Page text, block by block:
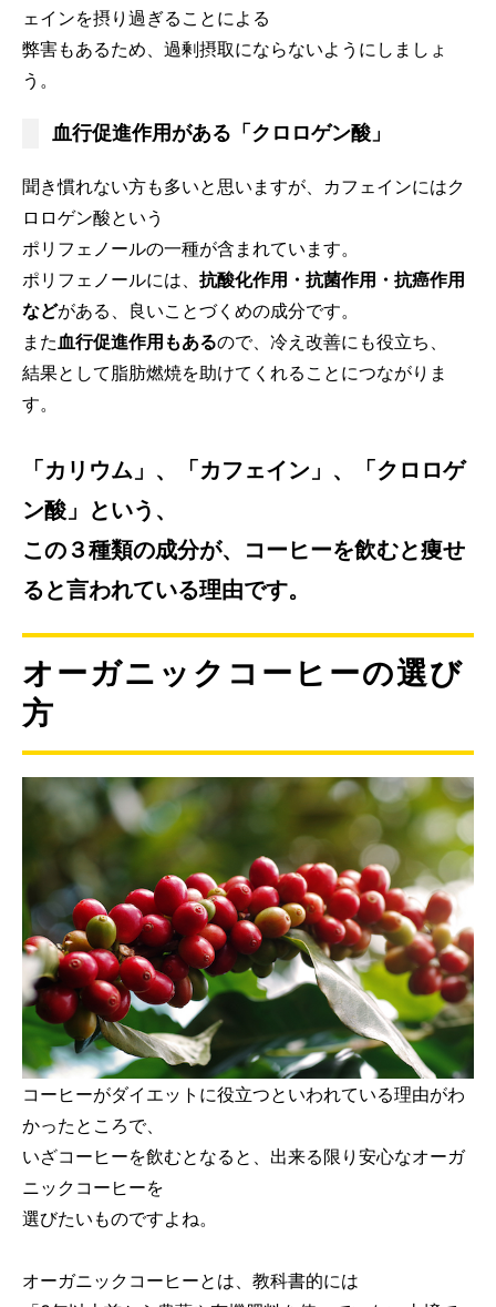
ェインを摂り過ぎることによる
弊害もあるため、過剰摂取にならないようにしましょ
う。
血行促進作用がある「クロロゲン酸」
聞き慣れない方も多いと思いますが、カフェインにはク
ロロゲン酸という
ポリフェノールの一種が含まれています。
ポリフェノールには、 抗酸化作用・抗菌作用・抗癌作用
などがある、良いことづくめの成分です。
また血行促進作用もあるので、冷え改善にも役立ち、
結果として脂肪燃焼を助けてくれることにつながりま
す。
「カリウム」、「カフェイン」、「クロロゲ
ン酸」という、
この３種類の成分が、コーヒーを飲むと痩せ
ると言われている理由です。
オーガニックコーヒーの選び
方
コーヒーがダイエットに役立つといわれている理由がわ
かったところで、
いざコーヒーを飲むとなると、出来る限り安心なオーガ
ニックコーヒーを
選びたいものですよね。
オーガニックコーヒーとは、教科書的には